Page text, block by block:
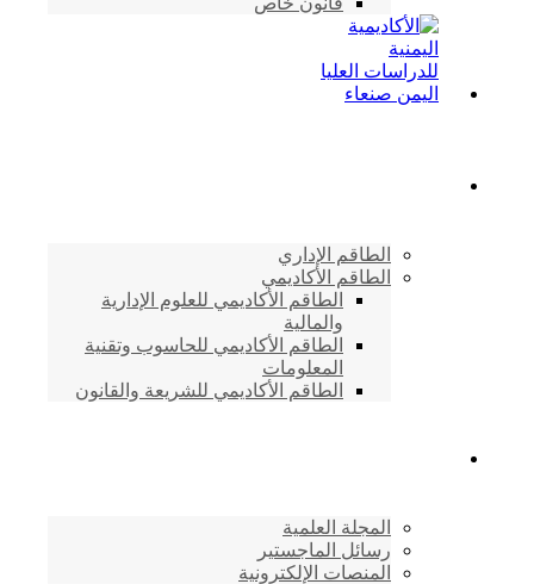
الطاقم الإداري
الطاقم الأكاديمي
الطاقم الأكاديمي للعلوم الإدارية
والمالية
الطاقم الأكاديمي للحاسوب وتقنية
المعلومات
الطاقم الأكاديمي للشريعة والقانون
المجلة العلمية
رسائل الماجستير
المنصات الإلكترونية